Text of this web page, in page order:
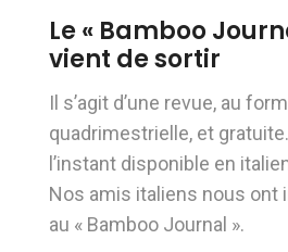
Le « Bamboo
vient de sortir
Il s’agit d’une revue, au
quadrimestrielle, et
l’instant disponible en
Nos amis italiens nous ont
au « Bamboo Journal ».